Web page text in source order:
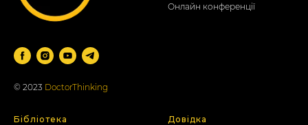
© 2023 DoctorThinking
Онлайн конференції
Бібліотека Довідка